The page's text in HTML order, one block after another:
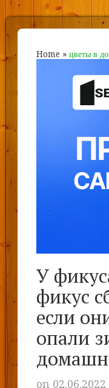
Home » цветы в
У
фикус
если
опали
on 02.06.2022